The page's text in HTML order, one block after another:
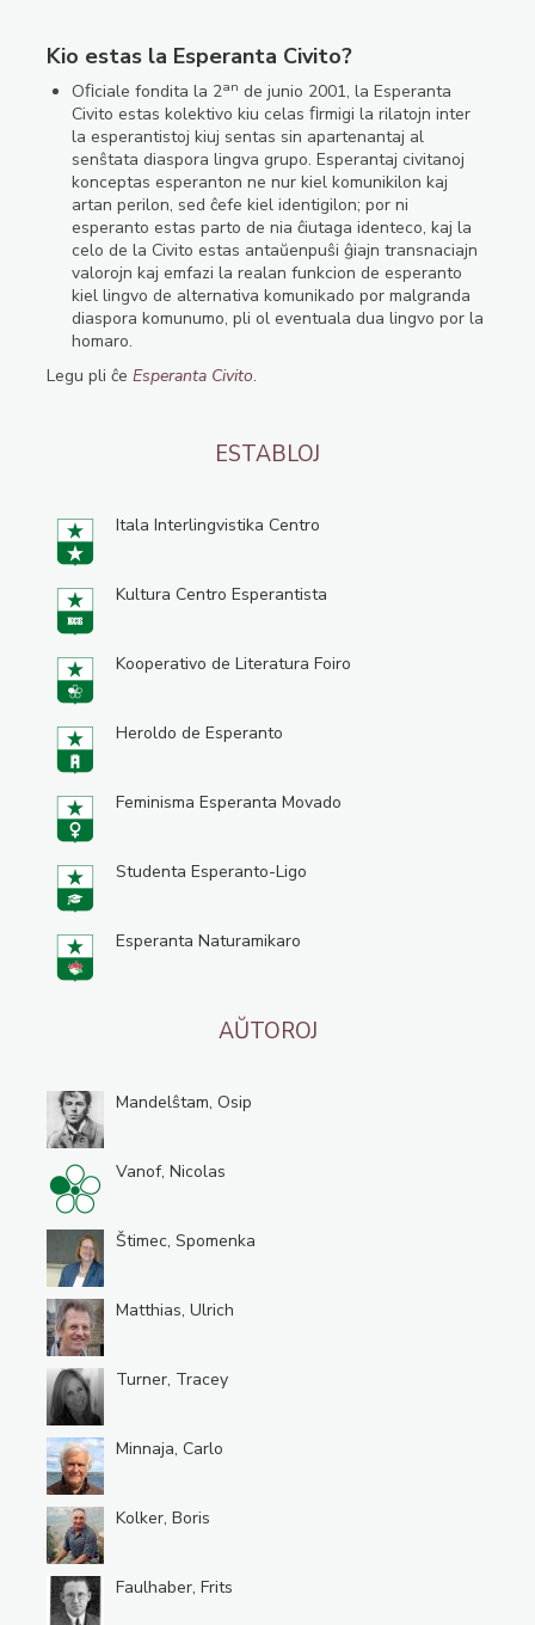
Kio estas la Esperanta Civito?
Oﬁciale fondita la 2an de junio 2001, la Esperanta
Civito estas kolektivo kiu celas ﬁrmigi la rilatojn inter
la esperantistoj kiuj sentas sin apartenantaj al
senŝtata diaspora lingva grupo. Esperantaj civitanoj
konceptas esperanton ne nur kiel komunikilon kaj
artan perilon, sed ĉefe kiel identigilon; por ni
esperanto estas parto de nia ĉiutaga identeco, kaj la
celo de la Civito estas antaŭenpuŝi ĝiajn transnaciajn
valorojn kaj emfazi la realan funkcion de esperanto
kiel lingvo de alternativa komunikado por malgranda
diaspora komunumo, pli ol eventuala dua lingvo por la
homaro.
Legu pli ĉe Esperanta Civito.
ESTABLOJ
Itala Interlingvistika Centro
Kultura Centro Esperantista
Kooperativo de Literatura Foiro
Heroldo de Esperanto
Feminisma Esperanta Movado
Studenta Esperanto-Ligo
Esperanta Naturamikaro
AŬTOROJ
Mandelŝtam, Osip
Vanof, Nicolas
Štimec, Spomenka
Matthias, Ulrich
Turner, Tracey
Minnaja, Carlo
Kolker, Boris
Faulhaber, Frits